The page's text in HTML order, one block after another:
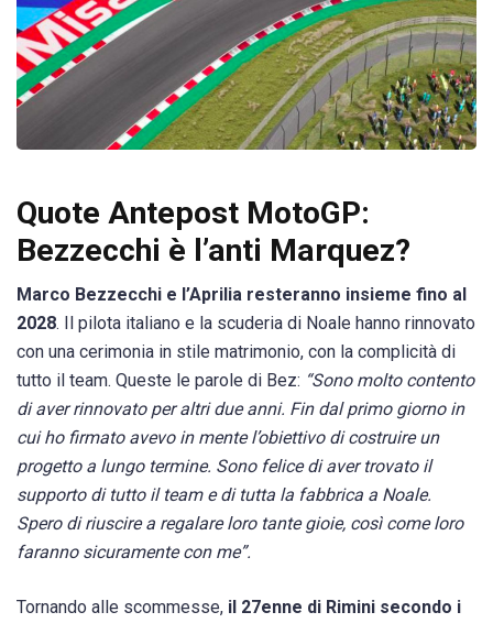
Quote Antepost MotoGP:
Bezzecchi è l’anti Marquez?
Marco Bezzecchi e l’Aprilia resteranno insieme fino al
2028. Il pilota italiano e la scuderia di Noale hanno rinnovato
con una cerimonia in stile matrimonio, con la complicità di
tutto il team. Queste le parole di Bez: “Sono molto contento
di aver rinnovato per altri due anni. Fin dal primo giorno in
cui ho firmato avevo in mente l’obiettivo di costruire un
progetto a lungo termine. Sono felice di aver trovato il
supporto di tutto il team e di tutta la fabbrica a Noale.
Spero di riuscire a regalare loro tante gioie, così come loro
faranno sicuramente con me”.
Tornando alle scommesse, il 27enne di Rimini secondo i